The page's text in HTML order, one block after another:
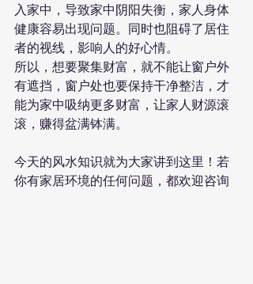
入家中，导致家中阴阳失衡，家人身体
健康容易出现问题。同时也阻碍了居住
者的视线，影响人的好心情。
所以，想要聚集财富，就不能让窗户外
有遮挡，窗户处也要保持干净整洁，才
能为家中吸纳更多财富，让家人财源滚
滚，赚得盆满钵满。
今天的风水知识就为大家讲到这里！若
你有家居环境的任何问题，都欢迎咨询